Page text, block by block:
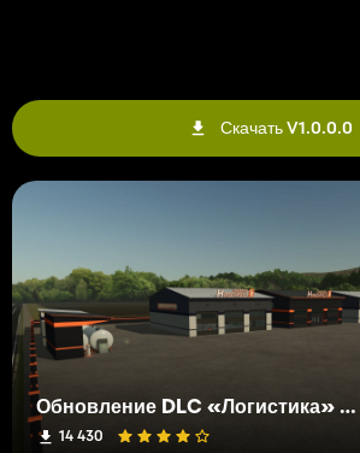
Скачать V1.0.0.0
Обновление DLC «Логистика» — новые здания и функции для Farming Simulator 25
14 430